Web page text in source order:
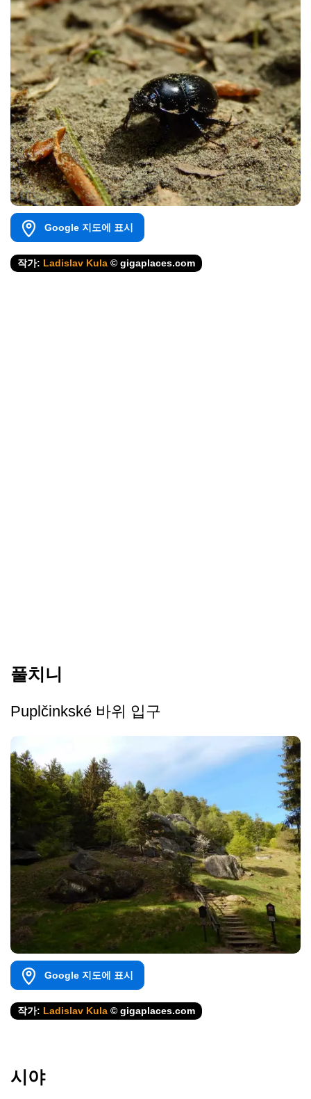
Google 지도에 표시
작가: Ladislav Kula © gigaplaces.com
풀치니
Puplčinkské 바위 입구
Google 지도에 표시
작가: Ladislav Kula © gigaplaces.com
시야